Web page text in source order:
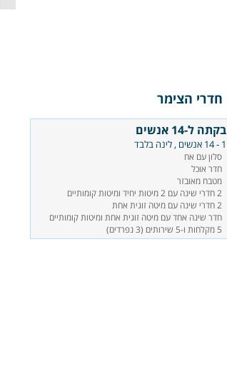
חדרי הצימר
בקתה ל-14 אנשים
1 - 14 אנשים , לינה בלבד
סלון עם אח
חדר אוכל
מטבח מאובזר
2 חדרי שינה עם 2 מיטות יחיד ומיטות קומותיים
2 חדרי שינה עם מיטה זוגית אחת
חדר שינה אחד עם מיטה זוגית אחת ומיטות קומותיים
5 מקלחות ו-5 שירותים (3 נפרדים)